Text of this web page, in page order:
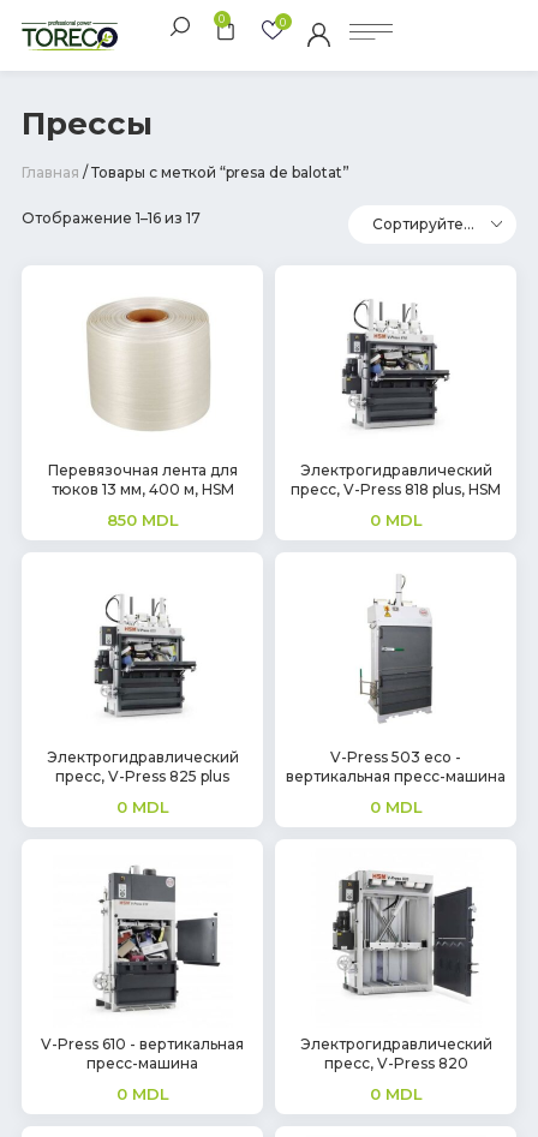
0 0
Прессы
Главная / Товары с меткой “presa de balotat”
Отображение 1–16 из 17
Перевязочная лента для
тюков 13 мм, 400 м, HSM
850 MDL
Электрогидравлический
пресс, V-Press 818 plus, HSM
0 MDL
Электрогидравлический
пресс, V-Press 825 plus
0 MDL
V-Press 503 eco -
вертикальная пресс-машина
0 MDL
V-Press 610 - вертикальная
пресс-машина
0 MDL
Электрогидравлический
пресс, V-Press 820
0 MDL